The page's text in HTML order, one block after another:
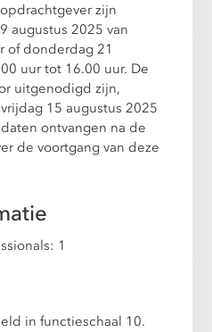
zijn
augustus 2025 van
of donderdag 21
uur tot 16.00 uur. De
uitgenodigd zijn,
15 augustus 2025
ontvangen na de
de voortgang van deze
1
in functieschaal 10.